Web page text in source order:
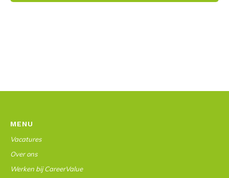
MENU
Vacatures
Over ons
Werken bij CareerValue